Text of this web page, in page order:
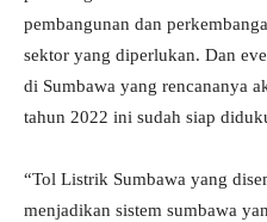
pembangunan dan
sektor yang diperlukan. Dan
di Sumbawa yang rencananya
tahun 2022 ini sudah siap
“Tol Listrik Sumbawa yang
menjadikan sistem sumbawa